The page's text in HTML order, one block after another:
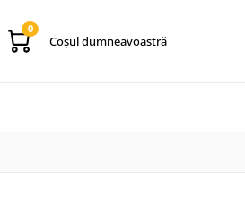
0
Coşul dumneavoastră